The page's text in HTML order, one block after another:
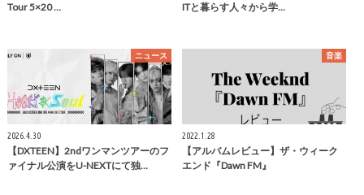
Tour 5×20 …
ITと暮らす人々から学…
ニュース
2026.4.30
【DXTEEN】2ndワンマンツアーのフ
ァイナル公演をU-NEXTにて独…
音楽
2022.1.28
【アルバムレビュー】ザ・ウィーク
エンド『Dawn FM』